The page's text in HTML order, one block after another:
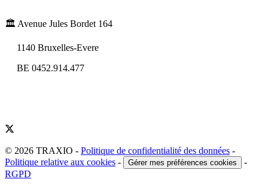
🏛️ Avenue Jules Bordet 164
1140 Bruxelles-Evere
BE 0452.914.477
© 2026 TRAXIO - Politique de confidentialité des données -
Politique relative aux cookies - Gérer mes préférences cookies
-
RGPD